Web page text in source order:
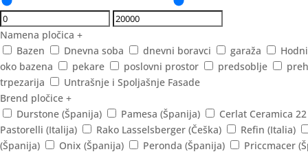
Namena pločica +
Bazen
Dnevna soba dnevni boravci garaža
oko bazena
pekare poslovni prostor predsoblje
trpezarija
Untrašnje i Spoljašnje Fasade
Brend pločice +
Durstone (Španija)
Pamesa (Španija) Cerlat Ceramica 22
Pastorelli (Italija)
Rako Lasselsberger (Češka) Refin (Italia)
(Španija)
Onix (Španija) Peronda (Španija) Priccmacer